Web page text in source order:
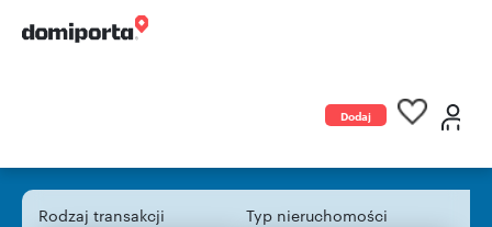
Dodaj
Rodzaj transakcji Typ nieruchomości